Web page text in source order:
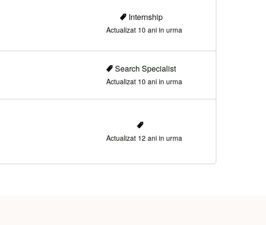
Internship
Actualizat 10 ani in urma
Search Specialist
Actualizat 10 ani in urma
Actualizat 12 ani in urma